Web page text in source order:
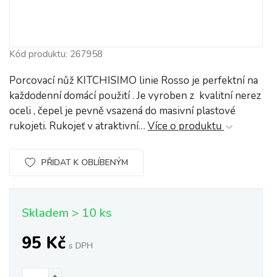
Kód produktu: 267958
Porcovací nůž KITCHISIMO linie Rosso je perfektní na
každodenní domácí použití . Je vyroben z kvalitní nerez
oceli , čepel je pevně vsazená do masivní plastové
rukojeti. Rukojeť v atraktivní… Více o produktu
PŘIDAT K OBLÍBENÝM
Skladem > 10 ks
95 Kč s DPH